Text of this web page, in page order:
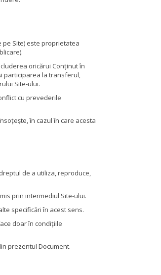
pe Site) este proprietatea
oricărui Conținut în
participarea la transferul,
Site-ului.
cu prevederile
în cazul în care acesta
de a utiliza, reproduce,
prin intermediul Site-ului.
specificări în acest sens.
doar în condițiile
prezentul Document.